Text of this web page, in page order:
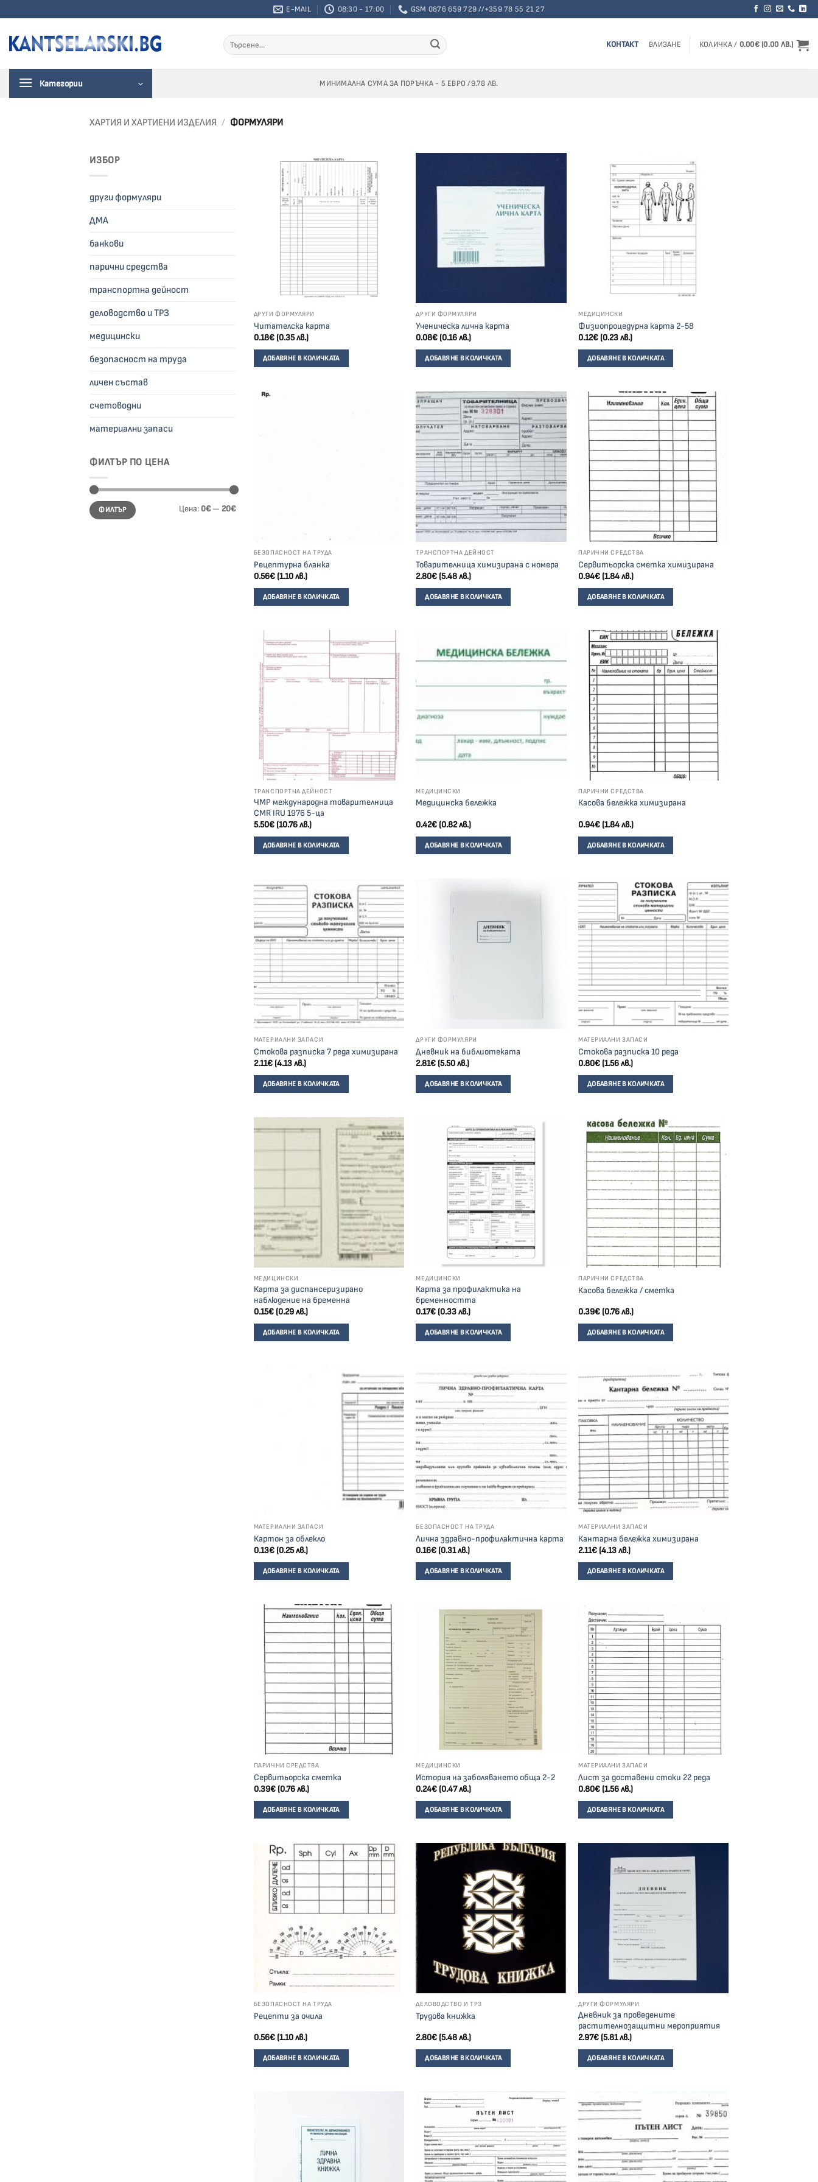
към
съдържанието
E-MAIL 08:30 - 17:00 GSM 0876 659 729 //+359 78 55 21 27
Търсене
за:
КОНТАКТ ВЛИЗАНЕ КОЛИЧКА / 0.00€(0.00 ЛВ.)
Категории МИНИМАЛНА СУМА ЗА ПОРЪЧКА - 5 ЕВРО /9.78 ЛВ.
ХАРТИЯ И ХАРТИЕНИ ИЗДЕЛИЯ / ФОРМУЛЯРИ
ИЗБОР
други формуляри
ДМА
банкови
парични средства
транспортна дейност
деловодство и ТРЗ
медицински
безопасност на труда
личен състав
счетоводни
материални запаси
ФИЛТЪР ПО ЦЕНА
Минимална
цена
Максимална
ценаФИЛТЪР Цена:0€— 20€
ДРУГИ ФОРМУЛЯРИ
Читателска карта
0.18€(0.35 лв.)
ДОБАВЯНЕ В КОЛИЧКАТА
ДРУГИ ФОРМУЛЯРИ
Ученическа лична карта
0.08€ (0.16 лв.)
ДОБАВЯНЕ В КОЛИЧКАТА
МЕДИЦИНСКИ
Физиопроцедурна карта 2-58
0.12€ (0.23 лв.)
ДОБАВЯНЕ В КОЛИЧКАТА
БЕЗОПАСНОСТ НА ТРУДА
Рецептурна бланка
0.56€(1.10 лв.)
ДОБАВЯНЕ В КОЛИЧКАТА
ТРАНСПОРТНА ДЕЙНОСТ
Товарителница химизирана с номера
2.80€ (5.48 лв.)
ДОБАВЯНЕ В КОЛИЧКАТА
ПАРИЧНИ СРЕДСТВА
Сервитьорска сметка химизирана
0.94€ (1.84 лв.)
ДОБАВЯНЕ В КОЛИЧКАТА
ТРАНСПОРТНА ДЕЙНОСТ
ЧМР международна товарителница
CMR IRU 1976 5-ца
5.50€(10.76 лв.)
ДОБАВЯНЕ В КОЛИЧКАТА
МЕДИЦИНСКИ
Медицинска бележка
0.42€ (0.82 лв.)
ДОБАВЯНЕ В КОЛИЧКАТА
ПАРИЧНИ СРЕДСТВА
Касова бележка химизирана
0.94€ (1.84 лв.)
ДОБАВЯНЕ В КОЛИЧКАТА
МАТЕРИАЛНИ ЗАПАСИ
Стокова разписка 7 реда химизирана
2.11€(4.13 лв.)
ДОБАВЯНЕ В КОЛИЧКАТА
ДРУГИ ФОРМУЛЯРИ
Дневник на библиотеката
2.81€ (5.50 лв.)
ДОБАВЯНЕ В КОЛИЧКАТА
МАТЕРИАЛНИ ЗАПАСИ
Стокова разписка 10 реда
0.80€ (1.56 лв.)
ДОБАВЯНЕ В КОЛИЧКАТА
МЕДИЦИНСКИ
Карта за диспансеризирано
наблюдение на бременна
0.15€(0.29 лв.)
ДОБАВЯНЕ В КОЛИЧКАТА
МЕДИЦИНСКИ
Карта за профилактика на
бременността
0.17€ (0.33 лв.)
ДОБАВЯНЕ В КОЛИЧКАТА
ПАРИЧНИ СРЕДСТВА
Касова бележка / сметка
0.39€ (0.76 лв.)
ДОБАВЯНЕ В КОЛИЧКАТА
МАТЕРИАЛНИ ЗАПАСИ
Картон за облекло
0.13€(0.25 лв.)
ДОБАВЯНЕ В КОЛИЧКАТА
БЕЗОПАСНОСТ НА ТРУДА
Лична здравно-профилактична карта
0.16€ (0.31 лв.)
ДОБАВЯНЕ В КОЛИЧКАТА
МАТЕРИАЛНИ ЗАПАСИ
Кантарна бележка химизирана
2.11€ (4.13 лв.)
ДОБАВЯНЕ В КОЛИЧКАТА
ПАРИЧНИ СРЕДСТВА
Сервитьорска сметка
0.39€(0.76 лв.)
ДОБАВЯНЕ В КОЛИЧКАТА
МЕДИЦИНСКИ
История на заболяването обща 2-2
0.24€ (0.47 лв.)
ДОБАВЯНЕ В КОЛИЧКАТА
МАТЕРИАЛНИ ЗАПАСИ
Лист за доставени стоки 22 реда
0.80€ (1.56 лв.)
ДОБАВЯНЕ В КОЛИЧКАТА
БЕЗОПАСНОСТ НА ТРУДА
Рецепти за очила
0.56€(1.10 лв.)
ДОБАВЯНЕ В КОЛИЧКАТА
ДЕЛОВОДСТВО И ТРЗ
Трудова книжка
2.80€ (5.48 лв.)
ДОБАВЯНЕ В КОЛИЧКАТА
ДРУГИ ФОРМУЛЯРИ
Дневник за проведените
растителнозащитни мероприятия
2.97€ (5.81 лв.)
ДОБАВЯНЕ В КОЛИЧКАТА